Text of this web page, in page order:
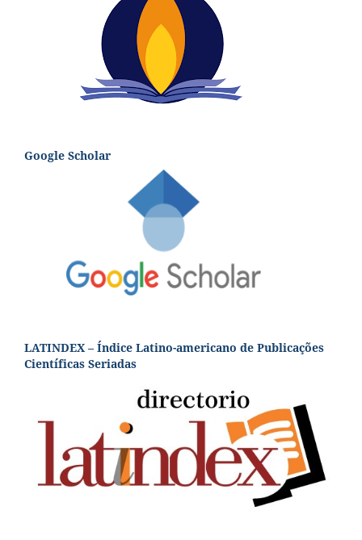
Google Scholar
LATINDEX – Índice Latino-americano de Publicações
Científicas Seriadas